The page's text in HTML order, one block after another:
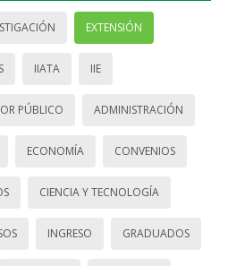
EXTENSIÓN
IIATA IIE
PÚBLICO ADMINISTRACIÓN
ECONOMÍA CONVENIOS
CIENCIA Y TECNOLOGÍA
INGRESO GRADUADOS